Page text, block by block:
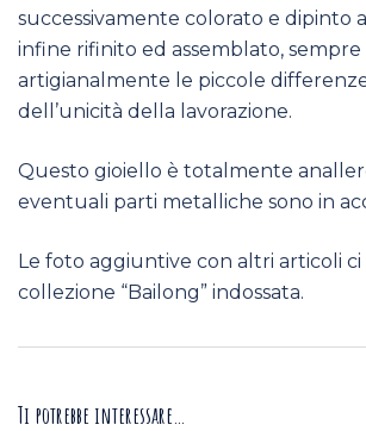
successivamente colorato e dipinto
infine rifinito ed assemblato, sempre
artigianalmente le piccole
dell’unicità della lavorazione.
Questo gioiello è totalmente
eventuali parti metalliche sono in
Le foto aggiuntive con altri articoli ci
collezione “Bailong” indossata.
Ti potrebbe interessare…